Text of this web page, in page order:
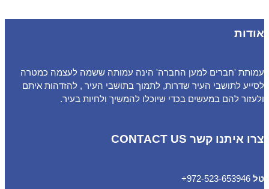
אודות
עמותת 'חברים למען החברה' הינה עמותה ששמה לעצמה כמטרה
לסייע לתושבי העיר שדרות, לתמוך בתושבי העיר , להזדהות איתם
ולעזור להם במעשים בכדי שיוכלו להמשיך ולחיות בעיר.
צרו איתנו קשר CONTACT US
טל